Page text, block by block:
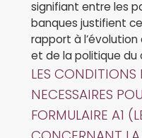
signifiant entre les
banques justifient
rapport à
et de la politique du
LES CONDITIONS
NECESSAIRES
FORMULAIRE A1